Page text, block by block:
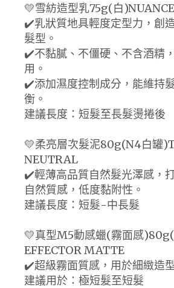
💛雪紡造型乳75g(白
✔️乳狀質地具輕度定型力，創
髮型。
✔️不黏膩、不僵硬、不含酒精
用。
✔️添加濕度控制成分，能維持
衡。
建議長度：短髮至長髮燙捲後
💛柔亮層次髮泥80g(N4白罐
NEUTRAL
✔️輕薄高品質自然髮光澤感，
自然質感，低度黏附性。
建議長度：短髮-中長髮
💛真型M5動感蠟(霧面感
EFFECTOR MATTE
✔️超級霧面質感，用於細緻造
建議用於：極短髮至短髮